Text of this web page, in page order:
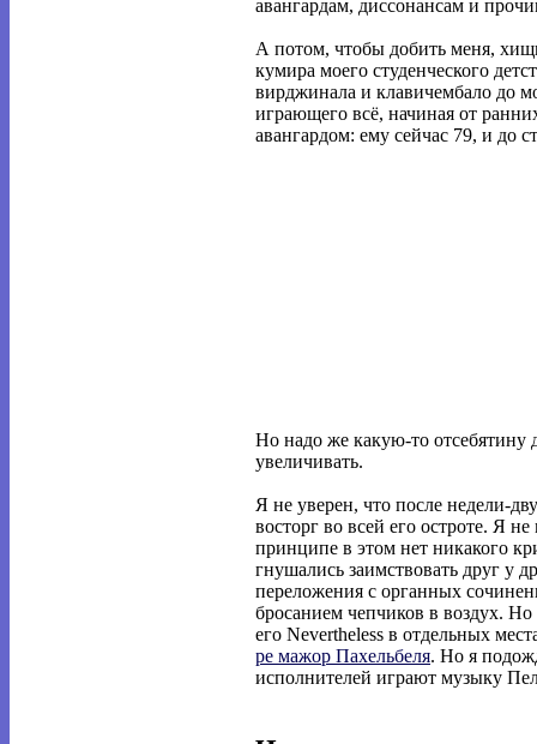
авангардам, диссонансам и
А потом, чтобы добить меня,
кумира моего студенческого
вирджинала и клавичембало до
играющего всё, начиная от
авангардом: ему сейчас 79, и до
Но надо же какую-то отсебятину
увеличивать.
Я не уверен, что после недели-
восторг во всей его остроте. Я
принципе в этом нет никакого
гнушались заимствовать друг у
переложения с органных
бросанием чепчиков в воздух.
его Nevertheless в отдельных
ре мажор Пахельбеля. Но я
исполнителей играют музыку